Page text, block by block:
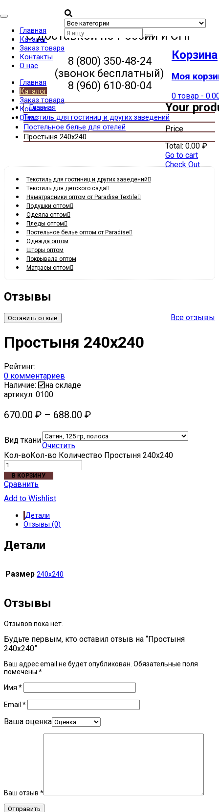
Categories
Главная
Каталог
Заказ товара
Контакты
О нас
Главная
Каталог
Заказ товара
Контакты
О нас
Корзина
Моя
0 товар -
Your
Price
Total: 0.00 ₽
Go to cart
Check Out
С доставкой по России и СНГ
8 (800) 350-48-24
(звонок бесплатный)
8 (960) 610-80-04
Текстиль для гостиниц и других заведений
Постельное белье для отелей
Простыня 240х240
Текстиль для гостиниц и других заведений
Текстиль для детского сада
Наматрасники оптом от Paradise Textile
Подушки оптом
Одеяла оптом
Пледы оптом
Постельное белье оптом от Paradise
Одежда оптом
Шторы оптом
Покрывала оптом
Матрасы оптом
Отзывы
Оставить отзыв Все отзывы
Простыня 240х240
Рейтинг:
0 комментариев
Наличие:
на складе
артикул: 0100
670.00 ₽ – 688.00 ₽
Вид ткани
Очистить
Кол-во
Количество Простыня 240х240
В КОРЗИНУ
Сравнить
Add to Wishlist
Детали
Отзывы (0)
Детали
Размер 240х240
Отзывы
Отзывов пока нет.
Будьте первым, кто оставил отзыв на “Простыня
240х240”
Ваш адрес email не будет опубликован. Обязательные поля
помечены *
Имя *
Email *
Ваша оценка
Ваш отзыв *